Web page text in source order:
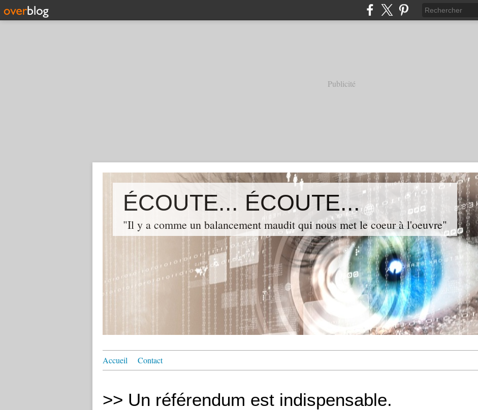
Publicité
ÉCOUTE... ÉCOUTE...
"Il y a comme un balancement maudit qui nous met le coeur à l'oeuvre"
Accueil Contact
>> Un référendum est indispensable.